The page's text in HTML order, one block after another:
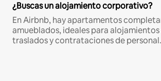
¿Buscas un alojamiento corporativo?
En Airbnb, hay apartamentos
amueblados, ideales para
traslados y contrataciones de personal.